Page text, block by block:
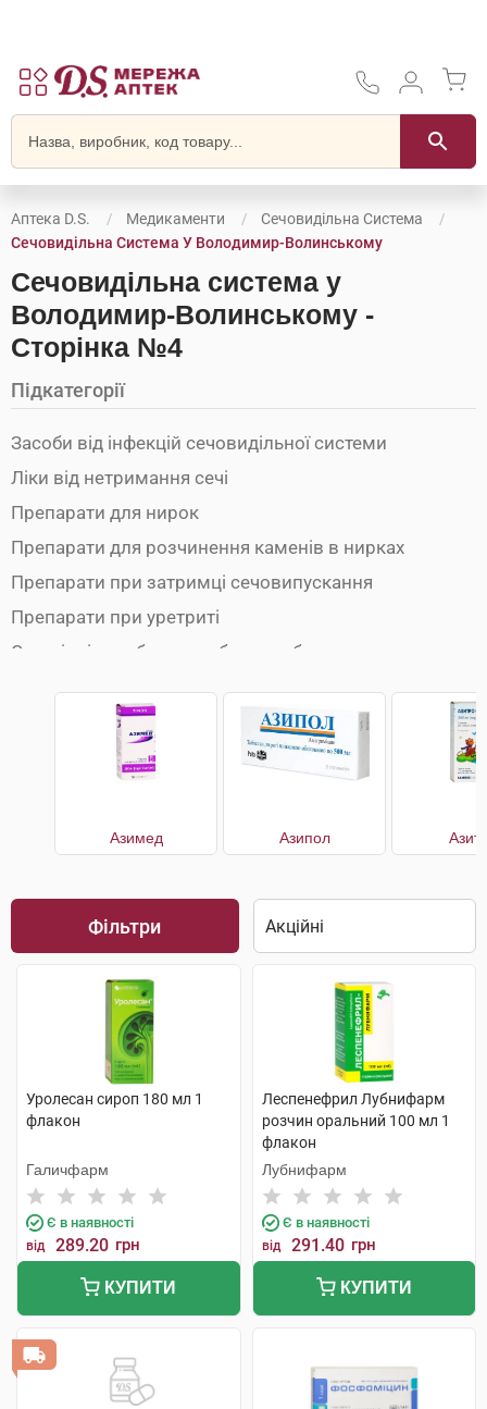
Аптека D.S. Медикаменти
Сечовидільна Система
Сечовидільна Система У Володимир-Волинському
Сечовидільна система у
Володимир-Волинському -
Сторінка №4
Підкатегорії
Засоби від інфекцій сечовидільної системи
Ліки від нетримання сечі
Препарати для нирок
Препарати для розчинення каменів в нирках
Препарати при затримці сечовипускання
Препарати при уретриті
Сечогінні засоби при набряках обличчя
Сечогінні препарати
Сечогінні препарати при набряках ніг
Урологічні препарати
Азимед Азипол
Фільтри
Уролесан сироп 180 мл 1
флакон
Галичфарм
Є в наявності
від 289.20 грн
КУПИТИ
Леспенефрил Лубнифарм
розчин оральний 100 мл 1
флакон
Лубнифарм
Є в наявності
від 291.40 грн
КУПИТИ